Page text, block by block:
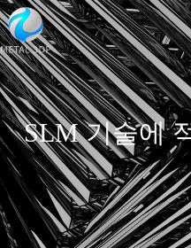
SLM 기술에